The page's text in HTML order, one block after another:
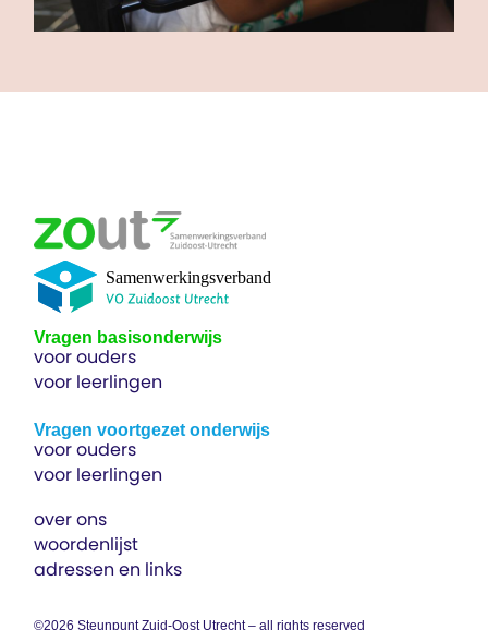
Vragen basisonderwijs
voor ouders
voor leerlingen
Vragen voortgezet onderwijs
voor ouders
voor leerlingen
over ons
woordenlijst
adressen en links
©2026 Steunpunt Zuid-Oost Utrecht – all rights reserved